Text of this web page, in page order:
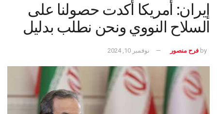
إيران: أمريكا أكدت حصولنا على
السلاح النووي ونحن نطلب بدليل
by فرح منصور نوفمبر 10, 2024